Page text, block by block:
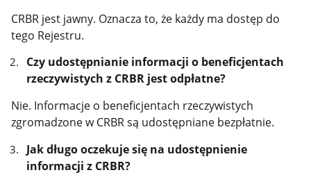
CRBR jest jawny. Oznacza to, że każdy ma dostęp do
tego Rejestru.
Czy udostępnianie informacji o beneficjentach
rzeczywistych z CRBR jest odpłatne?
Nie. Informacje o beneficjentach rzeczywistych
zgromadzone w CRBR są udostępniane bezpłatnie.
Jak długo oczekuje się na udostępnienie
informacji z CRBR?